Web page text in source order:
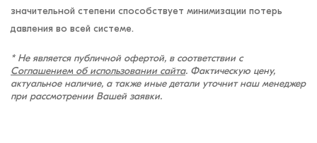
значительной степени способствует минимизации потерь
давления во всей системе.
* Не является публичной офертой, в соответствии с
Соглашением об использовании сайта. Фактическую цену,
актуальное наличие, а также иные детали уточнит наш менеджер
при рассмотрении Вашей заявки.